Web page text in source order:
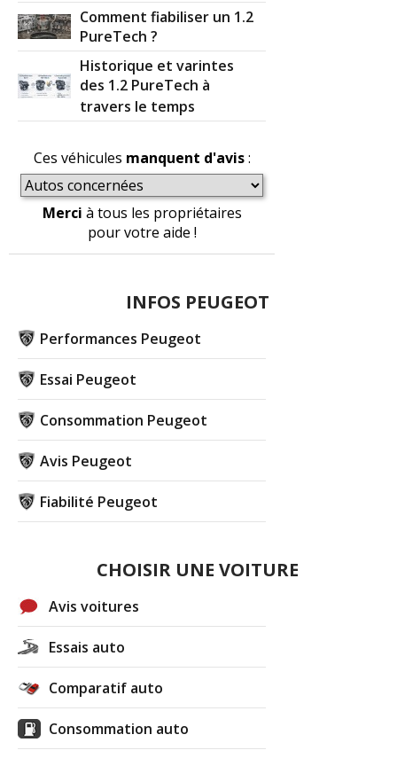
Comment fiabiliser un 1.2
PureTech ?
Historique et varintes
des 1.2 PureTech à
travers le temps
Ces véhicules manquent d'avis:
Merci à tous les propriétaires
pour votre aide !
INFOS PEUGEOT
Performances Peugeot
Essai Peugeot
Consommation Peugeot
Avis Peugeot
Fiabilité Peugeot
CHOISIR UNE VOITURE
Avis voitures
Essais auto
Comparatif auto
Consommation auto